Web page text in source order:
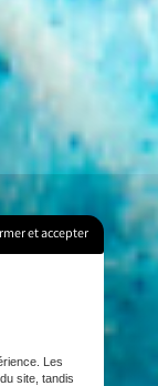
et accepter
Les
site, tandis